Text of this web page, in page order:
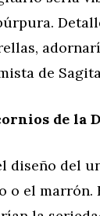
de
de la
diseño del
o el